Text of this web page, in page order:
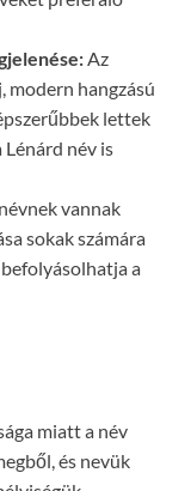
Az
modern hangzású
lettek
Lénárd név is
vannak
sokak számára
a
miatt a név
és nevük